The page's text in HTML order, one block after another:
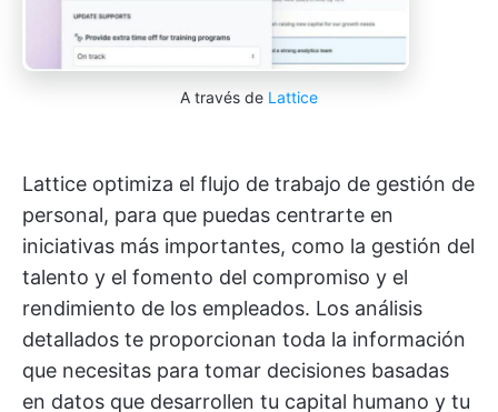
A través de Lattice
Lattice optimiza el flujo de trabajo de gestión de
personal, para que puedas centrarte en
iniciativas más importantes, como la gestión del
talento y el fomento del compromiso y el
rendimiento de los empleados. Los análisis
detallados te proporcionan toda la información
que necesitas para tomar decisiones basadas
en datos que desarrollen tu capital humano y tu